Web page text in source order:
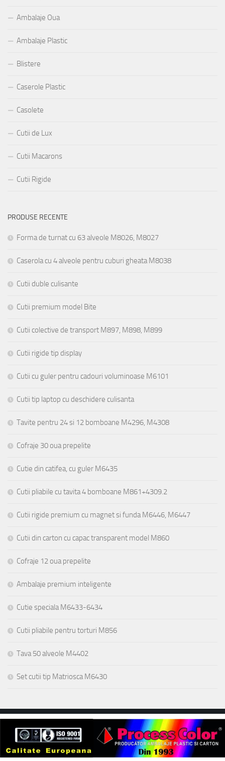
Ambalaje Oua
Ambalaje Plastic
Blistere
Caserole Plastic
Casolete
Cutii de Lux
Cutii Macarons
Cutii Rigide
PRODUSE RECENTE
Forma de turnat cu 63 alveole M8026, M8027
Caserola cu 4 alveole pentru cuburi gheata M8038
Cutii duble culisante
Cutii premium model Bite
Cutii colective de transport M897, M898, M899
Cutii rigide tip display
Cutii cu guler pentru cadouri voluminoase M6101
Cutii tip laptop cu deschidere culisanta
Tavite pentru 24 si 12 bomboane M4296, M4308
Cofraje 30 oua prepelite
Cutie din catifea, cu guler M6435
Cutii pliabile cu tavita 4 bomboane M861+4309.2
Cutii rigide premium cu magnet si funda M6446, M6447
Cutii din carton cu capac transparent model M860
Cofraje 12 oua prepelite
Ambalaje premium inteligente
Cutie speciala M6433-6434
Cutii pliabile pentru torturi M856
Tava 50 alveole M4402
Set cutii tip Matriosca M6430